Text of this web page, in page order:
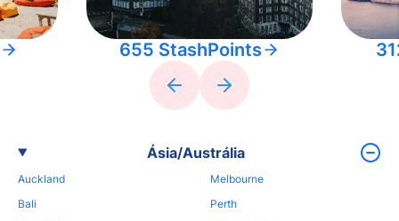
655 StashPoints
Ásia/Austrália
Auckland
Bali
Melbourne
Perth